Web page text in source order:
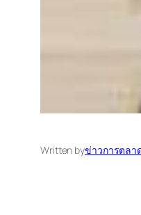
Written byข่าวการตลา